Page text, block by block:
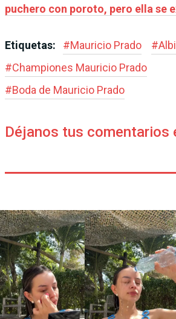
puchero con poroto, pero ella se
Etiquetas: #Mauricio Prado #
#Championes Mauricio Prado
#Boda de Mauricio Prado
Déjanos tus comentarios